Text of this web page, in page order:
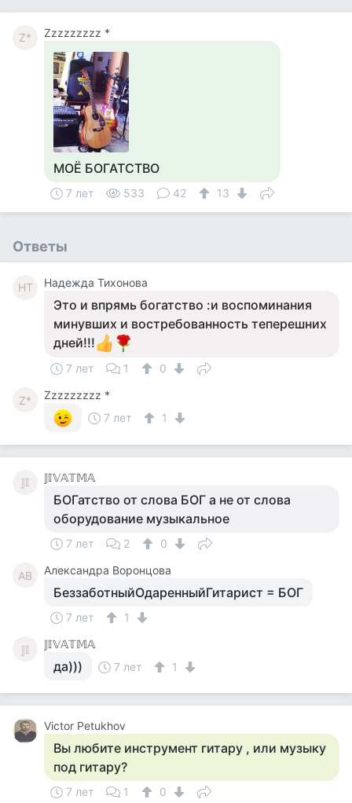
Z* Zzzzzzzzz *
МОЁ БОГАТСТВО
7 лет 533 42 13
Ответы
НТ Надежда Тихонова
Это и впрямь богатство :и воспоминания
минувших и востребованность теперешних
дней!!!
7 лет 1 0
Z*
Zzzzzzzzz *
7 лет
1
𝕁𝕀 𝕁𝕀𝕍𝔸𝕋𝕄𝔸
БОГатство от слова БОГ а не от слова
оборудование музыкальное
7 лет 2 0
АВ Александра Воронцова
БеззаботныйОдаренныйГитарист = БОГ
7 лет 1
𝕁𝕀 𝕁𝕀𝕍𝔸𝕋𝕄𝔸
да))) 7 лет 1
Victor Petukhov
Вы любите инструмент гитару , или музыку
под гитару?
7 лет 1 0